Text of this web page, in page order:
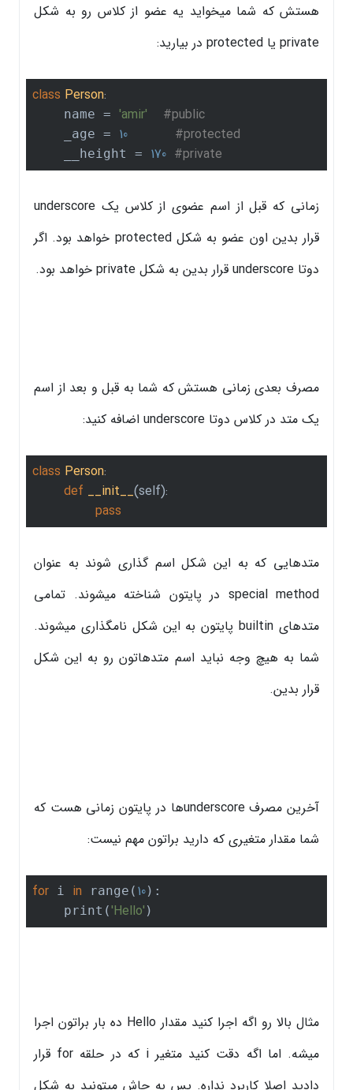
هستش که شما میخواید یه عضو از کلاس رو به شکل
private یا protected در بیارید:
class Person:
    name =
'amir' #public
    _age =
10 #protected
    __height =
170 #private
زمانی که قبل از اسم عضوی از کلاس یک underscore
قرار بدین اون عضو به شکل protected خواهد بود. اگر
دوتا underscore قرار بدین به شکل private خواهد بود.
مصرف بعدی زمانی هستش که شما به قبل و بعد از اسم
یک متد در کلاس دوتا underscore اضافه کنید:
class Person:
def __init__(self):
pass
متدهایی که به این شکل اسم گذاری شوند به عنوان
special method در پایتون شناخته میشوند. تمامی
متدهای builtin پایتون به این شکل نامگذاری میشوند.
شما به هیچ وجه نباید اسم متدهاتون رو به این شکل
قرار بدین.
آخرین مصرف underscoreها در پایتون زمانی هست که
شما مقدار متغیری که دارید براتون مهم نیست:
for i in range( 10):
    print(
'Hello' )
مثال بالا رو اگه اجرا کنید مقدار Hello ده بار براتون اجرا
میشه. اما اگه دقت کنید متغیر i که در حلقه for قرار
دادید اصلا کاربرد نداره. پس به جاش میتونید به شکل